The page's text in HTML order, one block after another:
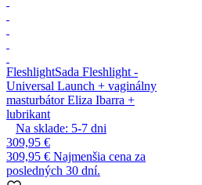
FleshlightSada Fleshlight -
Universal Launch + vaginálny
masturbátor Eliza Ibarra +
lubrikant
Na sklade: 5-7 dni
309,95 €
309,95 € Najmenšia cena za
posledných 30 dní.